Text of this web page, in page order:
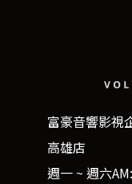
富豪音響影視
高雄店
週一 ~ 週六